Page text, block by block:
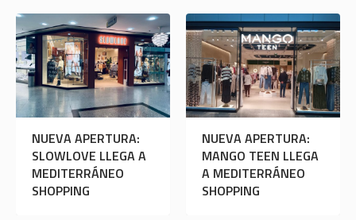
NUEVA APERTURA:
OOTO LLEGA A
MEDITERRÁNEO
SHOPPING
NUEVA APERTURA:
SLOWLOVE LLEGA A
MEDITERRÁNEO
SHOPPING